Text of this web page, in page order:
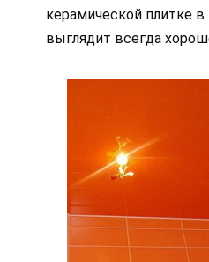
керамической плитке
выглядит всегда